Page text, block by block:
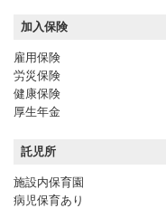
加入保険
雇用保険
労災保険
健康保険
厚生年金
託児所
施設内保育園
病児保育あり